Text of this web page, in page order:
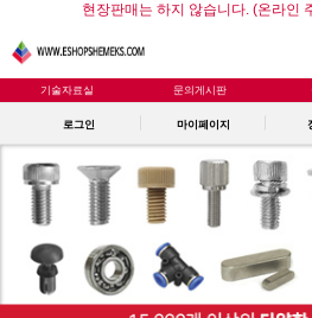
현장판매는 하지 않습니다. (온라인
기술자료실 문의게시판
로그인 마이페이지